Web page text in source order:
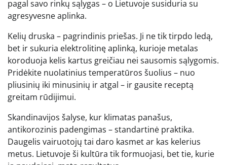
pagal savo rinkų sąlygas – o Lietuvoje susiduria su
agresyvesne aplinka.
Kelių druska – pagrindinis priešas. Ji ne tik tirpdo ledą,
bet ir sukuria elektrolitinę aplinką, kurioje metalas
koroduoja kelis kartus greičiau nei sausomis sąlygomis.
Pridėkite nuolatinius temperatūros šuolius – nuo
pliusinių iki minusinių ir atgal – ir gausite receptą
greitam rūdijimui.
Skandinavijos šalyse, kur klimatas panašus,
antikorozinis padengimas – standartinė praktika.
Daugelis vairuotojų tai daro kasmet ar kas kelerius
metus. Lietuvoje ši kultūra tik formuojasi, bet tie, kurie